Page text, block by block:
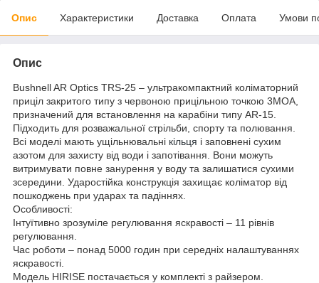
Опис Характеристики Доставка Оплата Умови
Опис
Bushnell AR Optics TRS-25 – ультракомпактний коліматорний
приціл закритого типу з червоною прицільною точкою 3МОА,
призначений для встановлення на карабіни типу AR-15.
Підходить для розважальної стрільби, спорту та полювання.
Всі моделі мають ущільнювальні кільця і заповнені сухим
азотом для захисту від води і запотівання. Вони можуть
витримувати повне занурення у воду та залишатися сухими
зсередини. Ударостійка конструкція захищає коліматор від
пошкоджень при ударах та падіннях.
Особливості:
Інтуїтивно зрозуміле регулювання яскравості – 11 рівнів
регулювання.
Час роботи – понад 5000 годин при середніх налаштуваннях
яскравості.
Модель HIRISE постачається у комплекті з райзером.